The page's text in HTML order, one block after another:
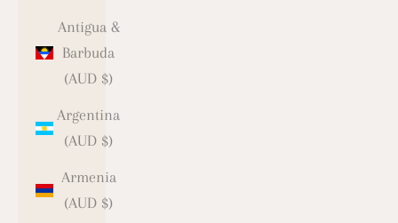
Antigua &
Barbuda
(AUD $)
Argentina
(AUD $)
Armenia
(AUD $)